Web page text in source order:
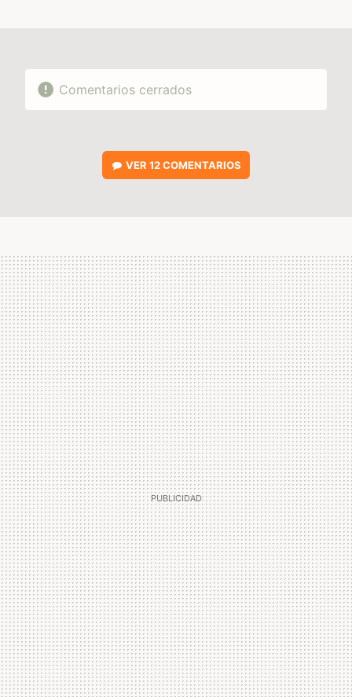
Comentarios cerrados
VER12 COMENTARIOS